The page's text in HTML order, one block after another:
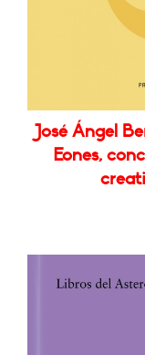
José Ángel
Eones,